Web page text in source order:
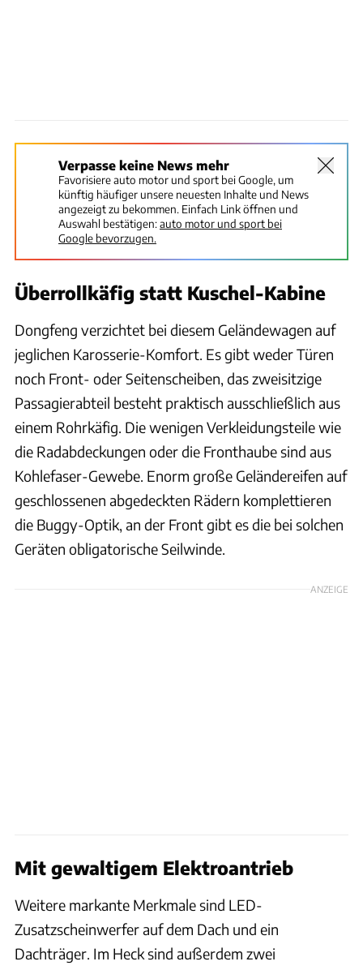
Verpasse keine News mehr
Favorisiere auto motor und sport bei Google, um
künftig häufiger unsere neuesten Inhalte und News
angezeigt zu bekommen. Einfach Link öffnen und
Auswahl bestätigen:auto motor und sport bei
Google bevorzugen.
Überrollkäfig statt Kuschel-Kabine
Dongfeng verzichtet bei diesem Geländewagen auf
jeglichen Karosserie-Komfort. Es gibt weder Türen
noch Front- oder Seitenscheiben, das zweisitzige
Passagierabteil besteht praktisch ausschließlich aus
einem Rohrkäfig. Die wenigen Verkleidungsteile wie
die Radabdeckungen oder die Fronthaube sind aus
Kohlefaser-Gewebe. Enorm große Geländereifen auf
geschlossenen abgedeckten Rädern komplettieren
die Buggy-Optik, an der Front gibt es die bei solchen
Geräten obligatorische Seilwinde.
ANZEIGE
Mit gewaltigem Elektroantrieb
Weitere markante Merkmale sind LED-
Zusatzscheinwerfer auf dem Dach und ein
Dachträger. Im Heck sind außerdem zwei